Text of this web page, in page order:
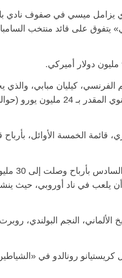
يزامل ميسي في صفوف نادي
يتفوق على قائد منتخب
الفرنسي، كيليان مبابي، والذي
فيما حل لاعب خط الوسط
أن يلعب في ناد أوروبي، حيث
النجم البولندي، روبرت
كريستيانو رونالدو في